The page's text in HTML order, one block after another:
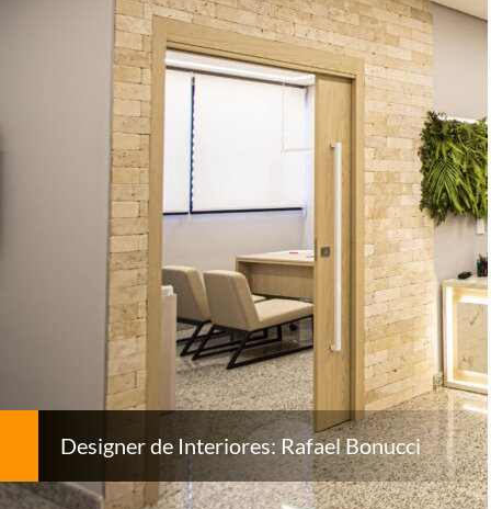
Designer de Interiores: Rafael Bonucci